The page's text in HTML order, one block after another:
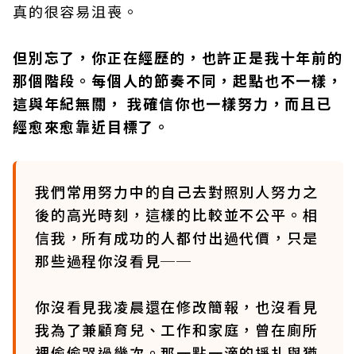
真的很容易沮喪。
但別忘了，你正在經歷的，也許正是我十年前的
那個階段。每個人的節奏不同，起點也不一樣，
這與年紀無關， 我確信你也一樣努力，而且已
經愈來愈靠近目標了。
我們常用努力中的自己去對照別人努力之
後的高光時刻，這樣的比較並不公平。相
信我，所有成功的人都付出過代價，只是
那些過程你沒看見──
你沒看見我凌晨還在修改簡報，也沒看見
我為了兼顧育兒、工作和家庭，曾在廁所